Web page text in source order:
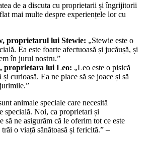
de a discuta cu proprietarii și îngrijitorii
mai multe despre experiențele lor cu
proprietarul lui Stewie: „Stewie este o
Ea este foarte afectuoasă și jucăușă, și
în jurul nostru.”
proprietara lui Leo: „Leo este o pisică
curioasă. Ea ne place să se joace și să
animale speciale care necesită
specială. Noi, ca proprietari și
să ne asigurăm că le oferim tot ce este
trăi o viață sănătoasă și fericită.” –